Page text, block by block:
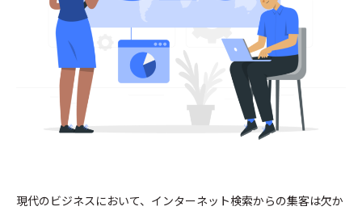
現代のビジネスにおいて、インターネット検索からの集客は欠か